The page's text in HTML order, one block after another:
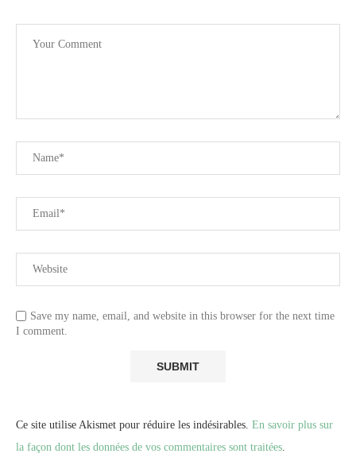
Save my name, email, and website in this browser for the next time
I comment.
Ce site utilise Akismet pour réduire les indésirables. En savoir plus sur
la façon dont les données de vos commentaires sont traitées.